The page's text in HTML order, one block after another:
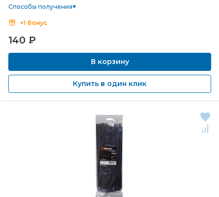
Способы получения
+1 бонус
140 ₽
В корзину
Купить в один клик